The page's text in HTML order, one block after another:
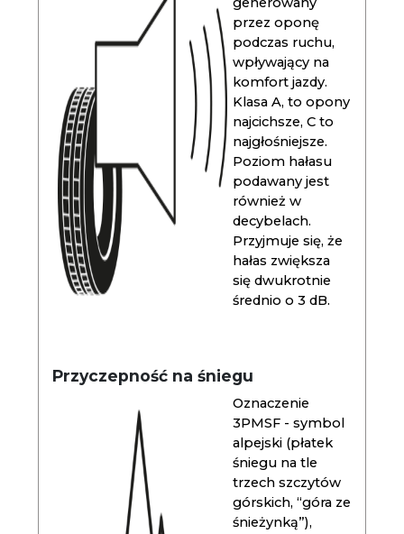
przez oponę
podczas ruchu,
wpływający na
komfort jazdy.
Klasa A, to opony
najcichsze, C to
najgłośniejsze.
Poziom hałasu
podawany jest
również w
decybelach.
Przyjmuje się, że
hałas zwiększa
się dwukrotnie
średnio o 3 dB.
Przyczepność na śniegu
Oznaczenie
3PMSF - symbol
alpejski (płatek
śniegu na tle
trzech szczytów
górskich, “góra ze
śnieżynką”),